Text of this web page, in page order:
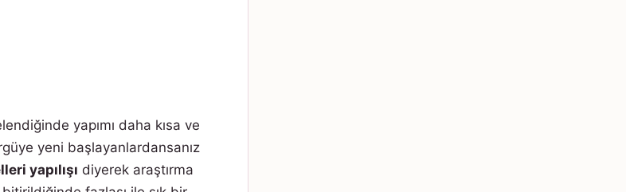
yapımı daha kısa ve
yeni başlayanlardansanız
yapılışı diyerek araştırma